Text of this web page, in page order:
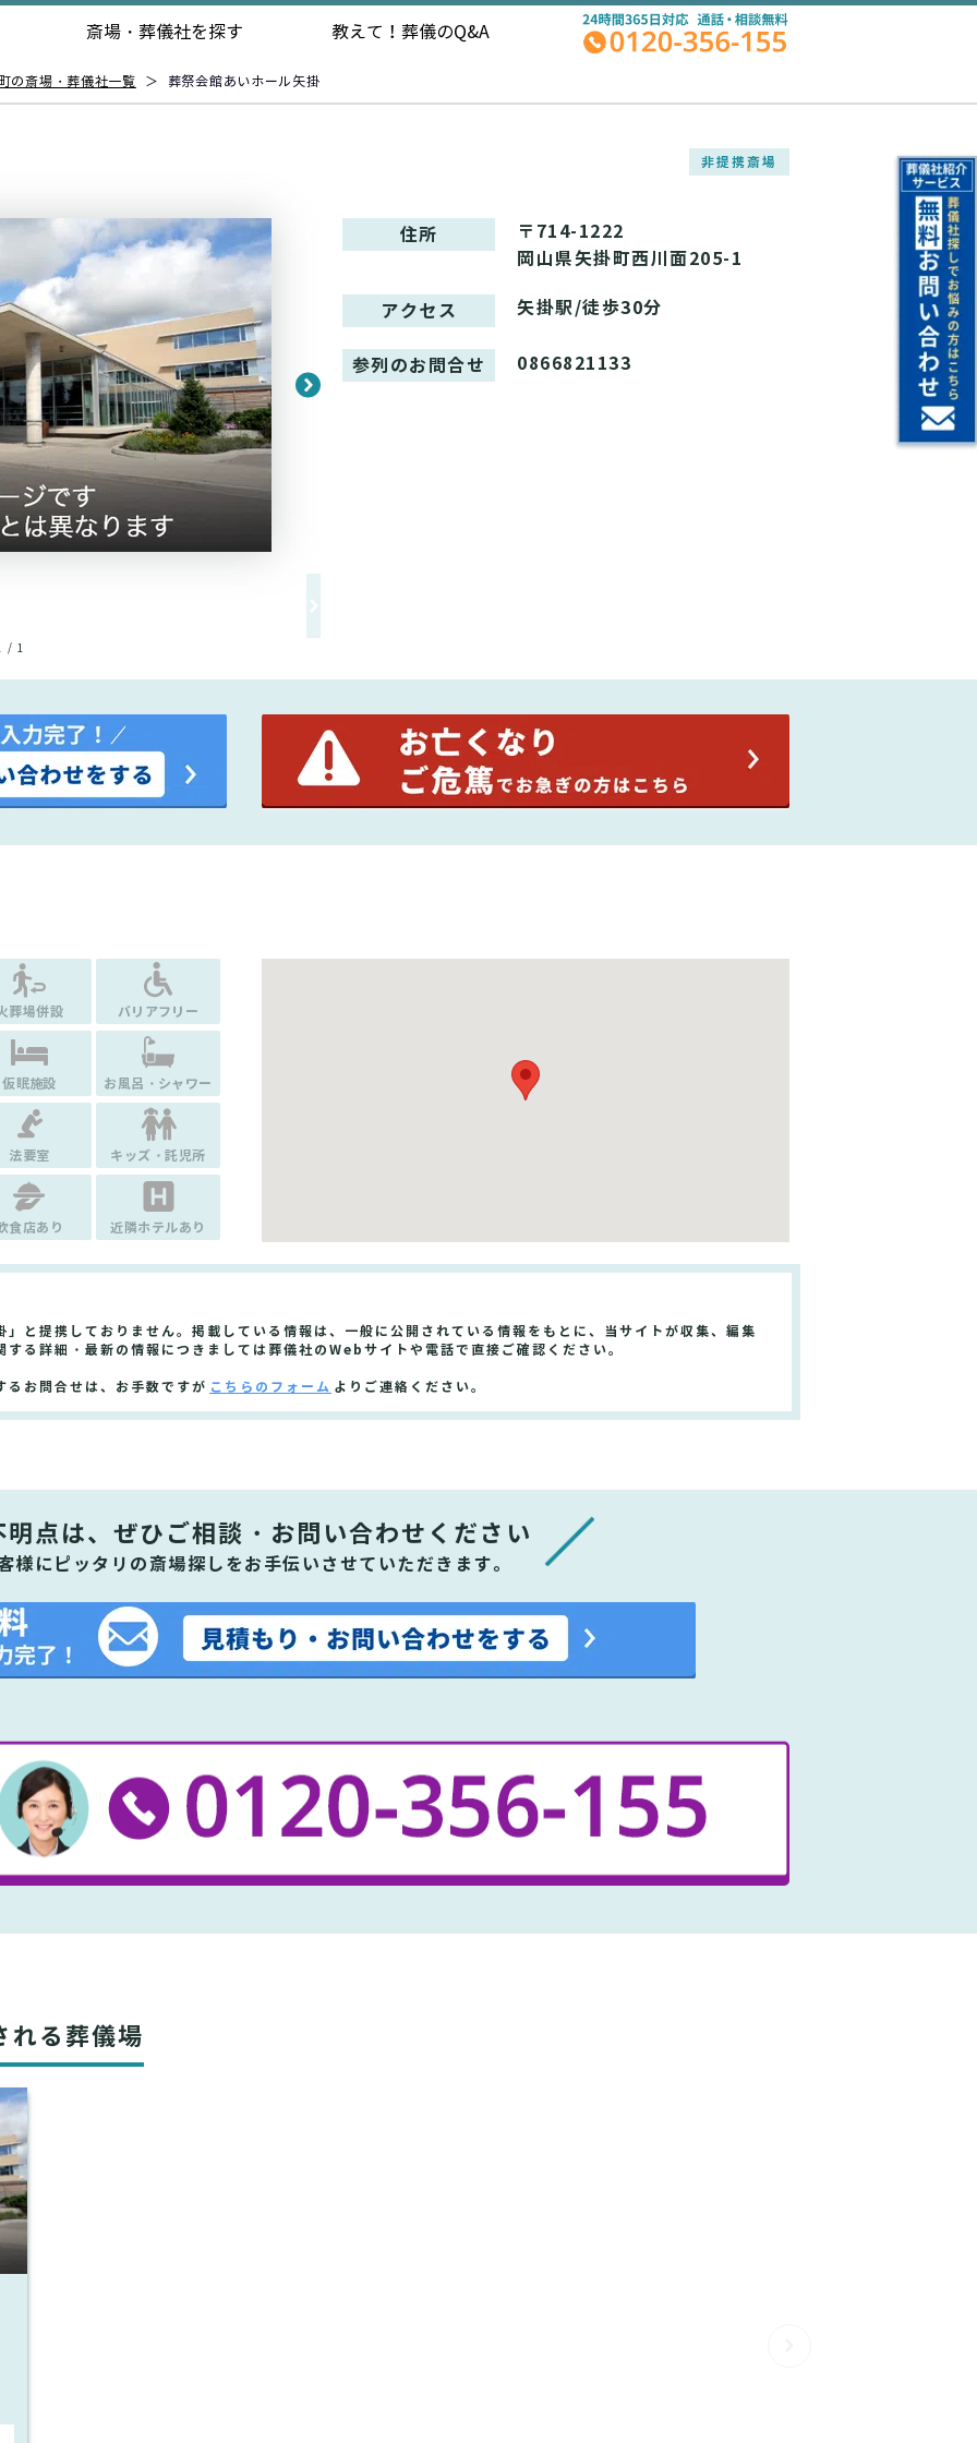
斎場・葬儀社を探す 教えて！ 葬儀のQ&A
の斎場・葬儀社一覧 ＞ 葬祭会館あいホール矢掛
非提携斎場
/ 1
住所
〒714-1222
岡山県矢掛町西川面205-1
アクセス 矢掛駅/徒歩30分
参列のお問合せ 0866821133
葬場併設 バリアフリー
仮眠施設 お風呂・シャワー
法要室 キッズ・託児所
食店あり 近隣ホテルあり
と提携しておりません。掲載している情報は、一般に公開されている情報をもとに、当サイトが収集、編集
る詳細・最新の情報につきましては葬儀社のWebサイトや電話で直接ご確認ください。
るお問合せは、お手数ですが こちらのフォーム よりご連絡ください。
明点は、ぜひ ご相談・お問い合わせください
様にピッタリの斎場探しをお手伝いさせていただきます。
れる葬儀場